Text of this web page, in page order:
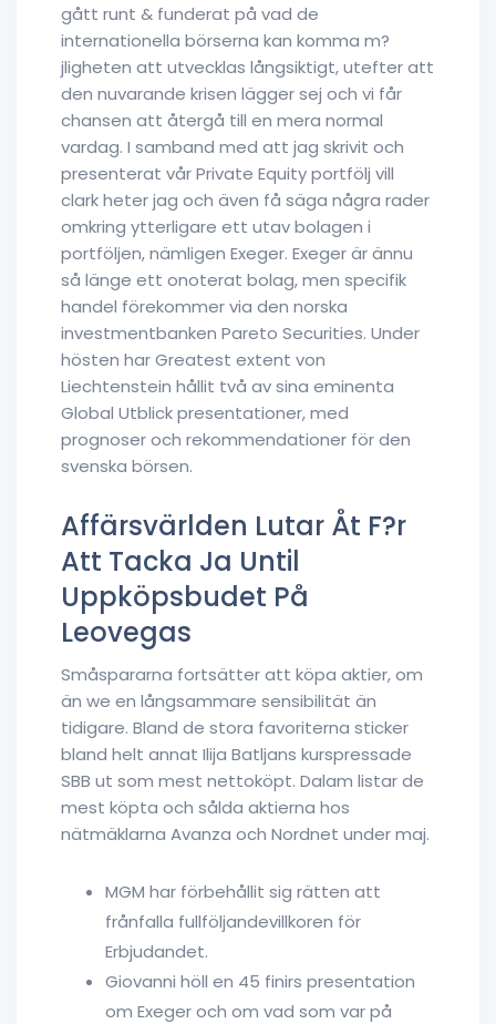
gått runt & funderat på vad de
internationella börserna kan komma m?
jligheten att utvecklas långsiktigt, utefter att
den nuvarande krisen lägger sej och vi får
chansen att återgå till en mera normal
vardag. I samband med att jag skrivit och
presenterat vår Private Equity portfölj vill
clark heter jag och även få säga några rader
omkring ytterligare ett utav bolagen i
portföljen, nämligen Exeger. Exeger är ännu
så länge ett onoterat bolag, men specifik
handel förekommer via den norska
investmentbanken Pareto Securities. Under
hösten har Greatest extent von
Liechtenstein hållit två av sina eminenta
Global Utblick presentationer, med
prognoser och rekommendationer för den
svenska börsen.
Affärsvärlden Lutar Åt F?r
Att Tacka Ja Until
Uppköpsbudet På
Leovegas
Småspararna fortsätter att köpa aktier, om
än we en långsammare sensibilität än
tidigare. Bland de stora favoriterna sticker
bland helt annat Ilija Batljans kurspressade
SBB ut som mest nettoköpt. Dalam listar de
mest köpta och sålda aktierna hos
nätmäklarna Avanza och Nordnet under maj.
MGM har förbehållit sig rätten att
frånfalla fullföljandevillkoren för
Erbjudandet.
Giovanni höll en 45 finirs presentation
om Exeger och om vad som var på